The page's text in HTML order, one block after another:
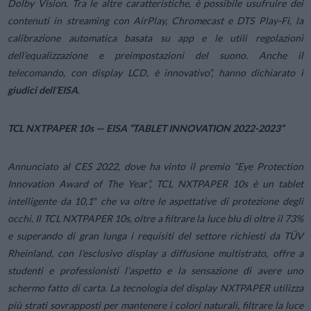
Dolby Vision. Tra le altre caratteristiche, è possibile usufruire dei
contenuti in streaming con AirPlay, Chromecast e DTS Play-Fi, la
calibrazione automatica basata su app e le utili regolazioni
dell’equalizzazione e preimpostazioni del suono. Anche il
telecomando, con display LCD, è innovativo”,hanno dichiarato i
giudici dell’EISA.
TCL NXTPAPER 10s — EISA “TABLET INNOVATION 2022-2023”
Annunciato al CES 2022, dove ha vinto il premio “Eye Protection
Innovation Award of The Year”, TCL NXTPAPER 10s è un tablet
intelligente da 10,1″ che va oltre le aspettative di protezione degli
occhi. Il TCL NXTPAPER 10s, oltre a filtrare la luce blu di oltre il 73%
e superando di gran lunga i requisiti del settore richiesti da TÜV
Rheinland, con l’esclusivo display a diffusione multistrato, offre a
studenti e professionisti l’aspetto e la sensazione di avere uno
schermo fatto di carta. La tecnologia del display NXTPAPER utilizza
più strati sovrapposti per mantenere i colori naturali, filtrare la luce